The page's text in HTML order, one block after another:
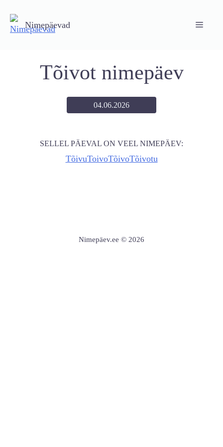
content
Nimepäevad Menu
Tõivot nimepäev
04.06.2026
SELLEL PÄEVAL ON VEEL NIMEPÄEV:
TõivuToivoTõivoTõivotu
Nimepäev.ee © 2026